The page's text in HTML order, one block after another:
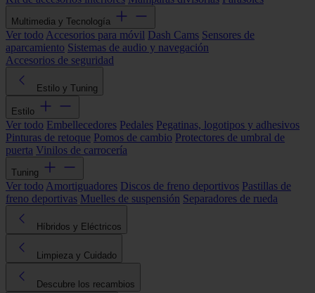
Multimedia y Tecnología
Ver todo Accesorios para móvil Dash Cams Sensores de
aparcamiento Sistemas de audio y navegación
Accesorios de seguridad
Estilo y Tuning
Estilo
Ver todo Embellecedores Pedales Pegatinas, logotipos y adhesivos
Pinturas de retoque Pomos de cambio Protectores de umbral de
puerta Vinilos de carrocería
Tuning
Ver todo Amortiguadores Discos de freno deportivos Pastillas de
freno deportivas Muelles de suspensión Separadores de rueda
Híbridos y Eléctricos
Limpieza y Cuidado
Descubre los recambios